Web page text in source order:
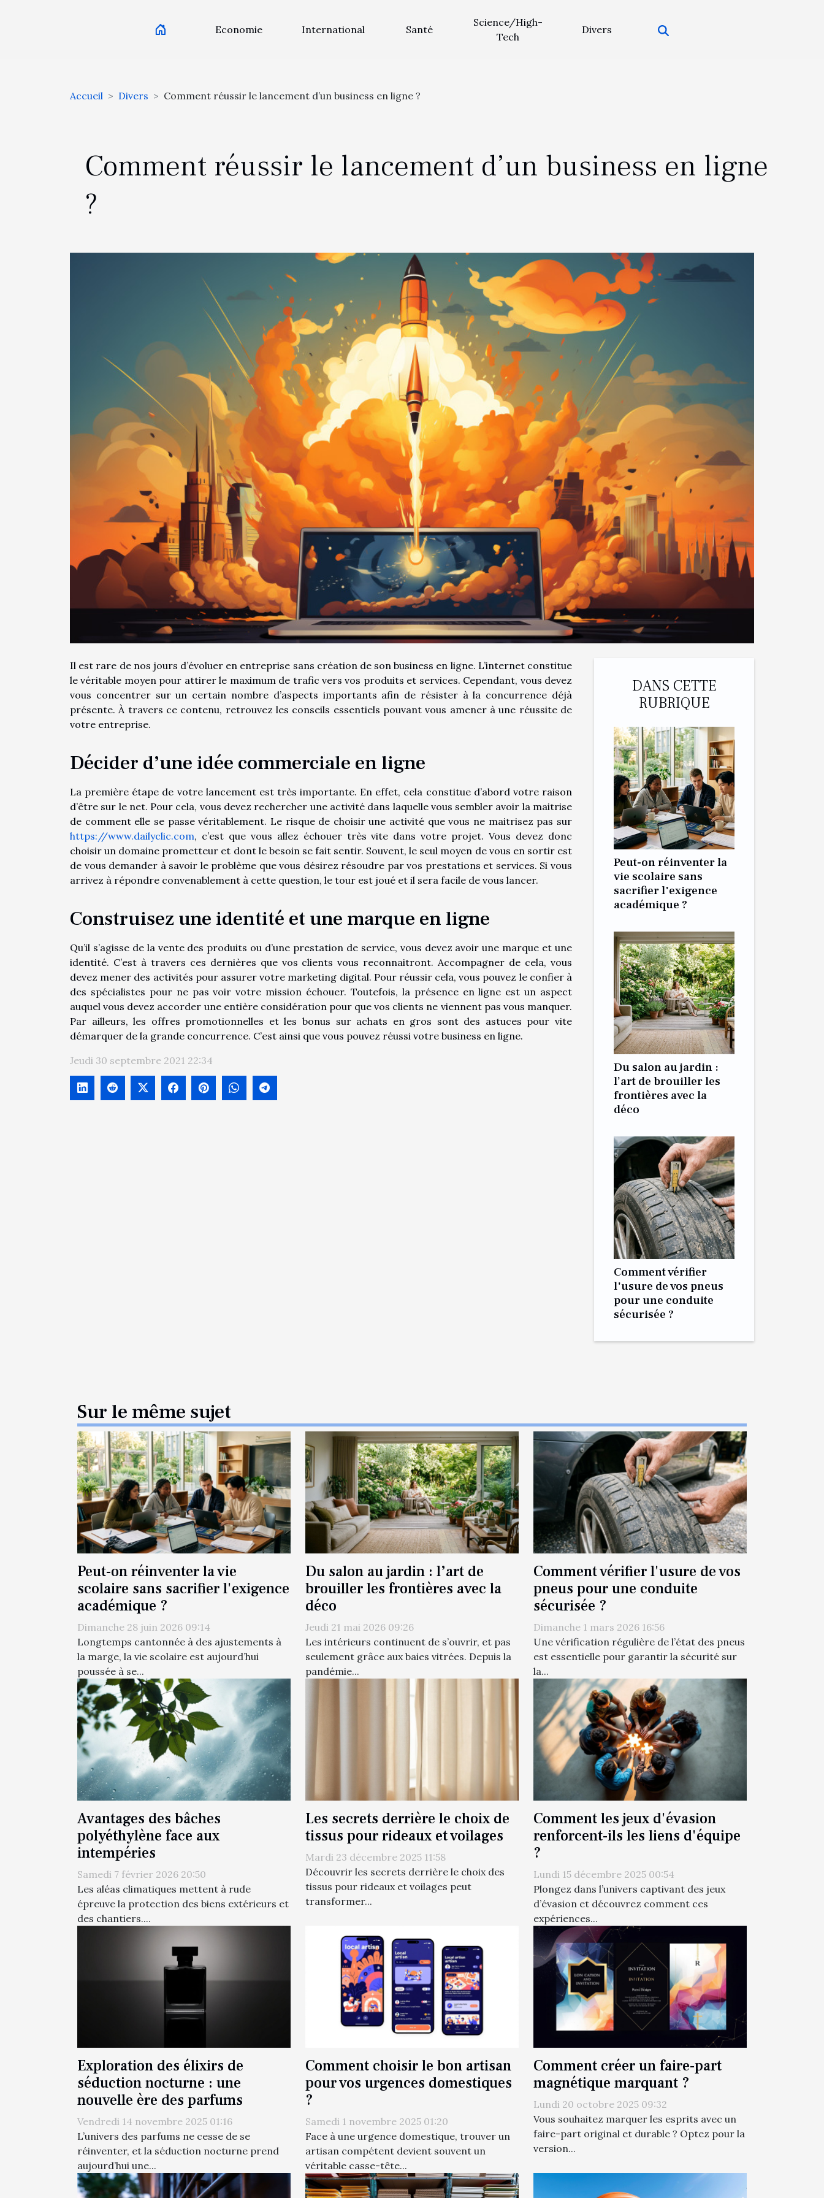
Economie International Santé
Science/High-
Tech
Divers
Accueil Divers Comment réussir le lancement d’un business en ligne ?
Comment réussir le lancement d’un business en ligne
?
Il est rare de nos jours d’évoluer en entreprise sans création de son business en ligne. L’internet constitue
le véritable moyen pour attirer le maximum de trafic vers vos produits et services. Cependant, vous devez
vous concentrer sur un certain nombre d’aspects importants afin de résister à la concurrence déjà
présente. À travers ce contenu, retrouvez les conseils essentiels pouvant vous amener à une réussite de
votre entreprise.
Décider d’une idée commerciale en ligne
La première étape de votre lancement est très importante. En effet, cela constitue d’abord votre raison
d’être sur le net. Pour cela, vous devez rechercher une activité dans laquelle vous sembler avoir la maitrise
de comment elle se passe véritablement. Le risque de choisir une activité que vous ne maitrisez pas sur
https://www.dailyclic.com, c’est que vous allez échouer très vite dans votre projet. Vous devez donc
choisir un domaine prometteur et dont le besoin se fait sentir. Souvent, le seul moyen de vous en sortir est
de vous demander à savoir le problème que vous désirez résoudre par vos prestations et services. Si vous
arrivez à répondre convenablement à cette question, le tour est joué et il sera facile de vous lancer.
Construisez une identité et une marque en ligne
Qu’il s’agisse de la vente des produits ou d’une prestation de service, vous devez avoir une marque et une
identité. C’est à travers ces dernières que vos clients vous reconnaitront. Accompagner de cela, vous
devez mener des activités pour assurer votre marketing digital. Pour réussir cela, vous pouvez le confier à
des spécialistes pour ne pas voir votre mission échouer. Toutefois, la présence en ligne est un aspect
auquel vous devez accorder une entière considération pour que vos clients ne viennent pas vous manquer.
Par ailleurs, les offres promotionnelles et les bonus sur achats en gros sont des astuces pour vite
démarquer de la grande concurrence. C’est ainsi que vous pouvez réussi votre business en ligne.
Jeudi 30 septembre 2021 22:34
DANS CETTE
RUBRIQUE
Peut-on réinventer la
vie scolaire sans
sacrifier l'exigence
académique ?
Du salon au jardin :
l’art de brouiller les
frontières avec la
déco
Comment vérifier
l'usure de vos pneus
pour une conduite
sécurisée ?
Sur le même sujet
Peut-on réinventer la vie
scolaire sans sacrifier l'exigence
académique ?
Dimanche 28 juin 2026 09:14
Longtemps cantonnée à des ajustements à
la marge, la vie scolaire est aujourd’hui
poussée à se...
Du salon au jardin : l’art de
brouiller les frontières avec la
déco
Jeudi 21 mai 2026 09:26
Les intérieurs continuent de s’ouvrir, et pas
seulement grâce aux baies vitrées. Depuis la
pandémie...
Comment vérifier l'usure de vos
pneus pour une conduite
sécurisée ?
Dimanche 1 mars 2026 16:56
Une vérification régulière de l’état des pneus
est essentielle pour garantir la sécurité sur
la...
Avantages des bâches
polyéthylène face aux
intempéries
Samedi 7 février 2026 20:50
Les aléas climatiques mettent à rude
épreuve la protection des biens extérieurs et
des chantiers....
Les secrets derrière le choix de
tissus pour rideaux et voilages
Mardi 23 décembre 2025 11:58
Découvrir les secrets derrière le choix des
tissus pour rideaux et voilages peut
transformer...
Comment les jeux d'évasion
renforcent-ils les liens d'équipe
?
Lundi 15 décembre 2025 00:54
Plongez dans l’univers captivant des jeux
d’évasion et découvrez comment ces
expériences...
Exploration des élixirs de
séduction nocturne : une
nouvelle ère des parfums
Vendredi 14 novembre 2025 01:16
L’univers des parfums ne cesse de se
réinventer, et la séduction nocturne prend
aujourd’hui une...
Comment choisir le bon artisan
pour vos urgences domestiques
?
Samedi 1 novembre 2025 01:20
Face à une urgence domestique, trouver un
artisan compétent devient souvent un
véritable casse-tête...
Comment créer un faire-part
magnétique marquant ?
Lundi 20 octobre 2025 09:32
Vous souhaitez marquer les esprits avec un
faire-part original et durable ? Optez pour la
version...